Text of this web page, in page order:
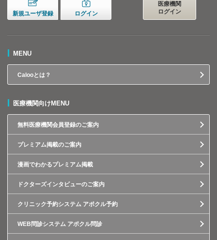
新規ユーザ登録 ログイン
医療機関
ログイン
MENU
Calooとは？
医療機関向けMENU
無料医療機関会員登録のご案内
プレミアム掲載のご案内
漫画でわかるプレミアム掲載
ドクターズインタビューのご案内
クリニック予約システム アポクル予約
WEB問診システム アポクル問診